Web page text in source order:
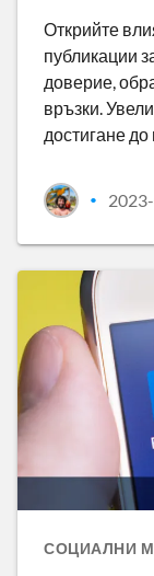
Открийте
публикации
доверие,
връзки.
достигане
•
СОЦИАЛНИ